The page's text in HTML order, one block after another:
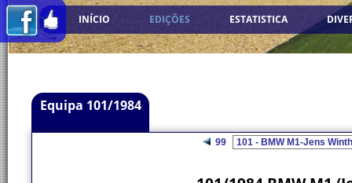
INÍCIO EDIÇÕES ESTATISTICA
Equipa 101/1984
99